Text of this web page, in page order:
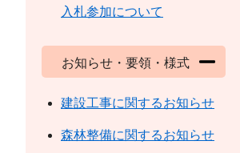
入札参加について
お知らせ・要領・様式
建設工事に関するお知らせ
森林整備に関するお知らせ